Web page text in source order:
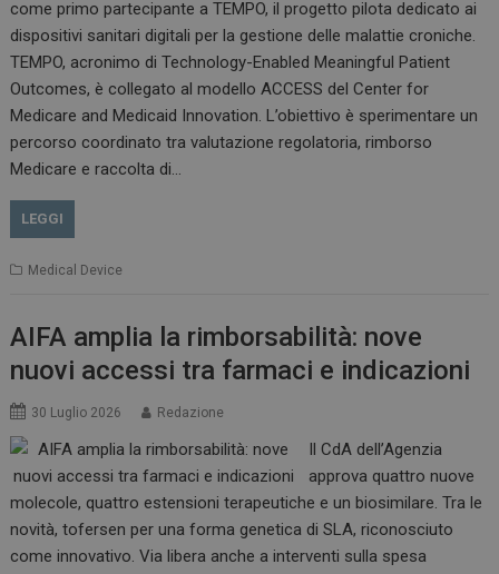
come primo partecipante a TEMPO, il progetto pilota dedicato ai
dispositivi sanitari digitali per la gestione delle malattie croniche.
TEMPO, acronimo di Technology-Enabled Meaningful Patient
Outcomes, è collegato al modello ACCESS del Center for
Medicare and Medicaid Innovation. L’obiettivo è sperimentare un
percorso coordinato tra valutazione regolatoria, rimborso
Medicare e raccolta di…
LEGGI
Medical Device
AIFA amplia la rimborsabilità: nove
nuovi accessi tra farmaci e indicazioni
30 Luglio 2026 Redazione
Il CdA dell’Agenzia
approva quattro nuove
molecole, quattro estensioni terapeutiche e un biosimilare. Tra le
novità, tofersen per una forma genetica di SLA, riconosciuto
come innovativo. Via libera anche a interventi sulla spesa
VISITOR_PRIVACY_METADATA
Google LLC
.youtube.com